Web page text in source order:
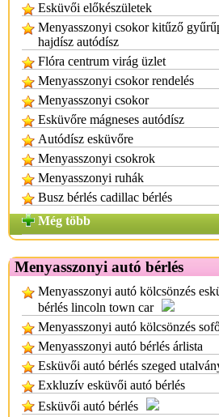
Esküvői előkészületek
Menyasszonyi csokor kitűző
hajdísz autódísz
Flóra centrum virág üzlet
Menyasszonyi csokor rendelés
Menyasszonyi csokor
Esküvőre mágneses autódísz
Autódísz esküvőre
Menyasszonyi csokrok
Menyasszonyi ruhák
Busz bérlés cadillac bérlés
Még több
Menyasszonyi autó bérlés
Menyasszonyi autó kölcsönzés
bérlés lincoln town car
Menyasszonyi autó kölcsönzés
Menyasszonyi autó bérlés árlista
Esküvői autó bérlés szeged
Exkluzív esküvői autó bérlés
Esküvői autó bérlés